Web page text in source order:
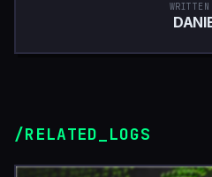
/RELATED_LOGS